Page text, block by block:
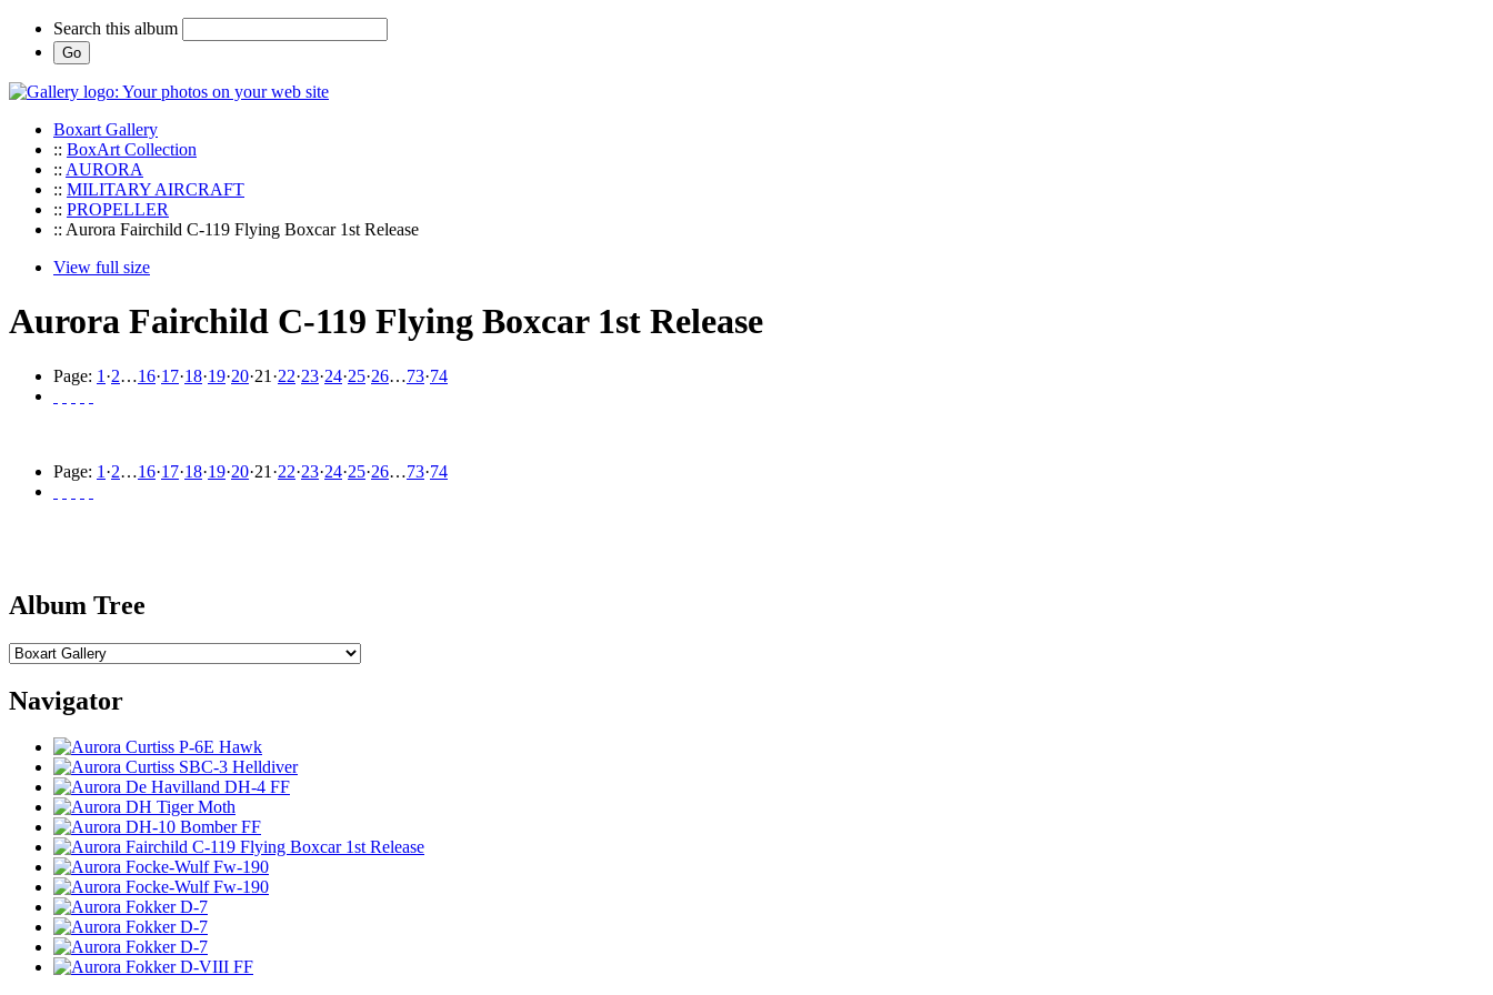
Search this album
Boxart Gallery
:: BoxArt Collection
:: AURORA
:: MILITARY AIRCRAFT
:: PROPELLER
:: Aurora Fairchild C-119 Flying Boxcar 1st Release
View full size
Aurora Fairchild C-119 Flying Boxcar 1st Release
Page: 1 ·2…16·17·18·19·20·21 ·22·23·24·25·26…73·74
Page: 1 ·2…16·17·18·19·20·21 ·22·23·24·25·26…73·74
Album Tree
Navigator